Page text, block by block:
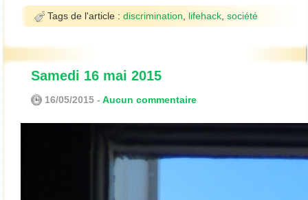
Tags de l'article :discrimination, lifehack,société
Samedi 16 mai 2015
16/05/2015 -Aucun commentaire